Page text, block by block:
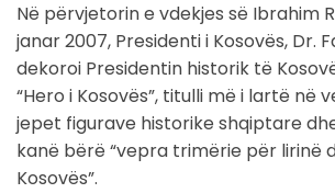
Në përvjetorin e vdekjes së Ibrahim
janar 2007, Presidenti i Kosovës, Dr.
dekoroi Presidentin historik të
“Hero i Kosovës”, titulli më i lartë në
jepet figurave historike shqiptare
kanë bërë “vepra trimërie për lirinë
Kosovës”.